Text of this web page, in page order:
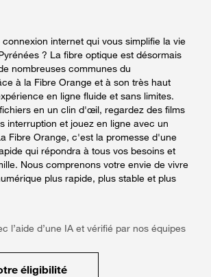
internet qui vous simplifie la vie
? La fibre optique est désormais
nombreuses communes du
à la Fibre Orange et à son très haut
en ligne fluide et sans limites.
en un clin d'œil, regardez des films
interruption et jouez en ligne avec un
Fibre Orange, c'est la promesse d'une
qui répondra à tous vos besoins et
Nous comprenons votre envie de vivre
plus rapide, plus stable et plus
l’aide d’une IA et vérifié par nos équipes
éligibilité